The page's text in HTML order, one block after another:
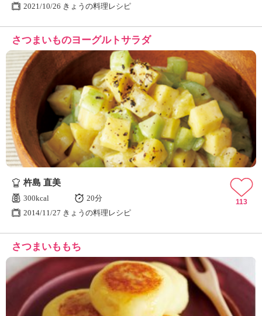
2021/10/26 きょうの料理レシピ
さつまいものヨーグルトサラダ
杵島 直美
300kcal
20分
2014/11/27 きょうの料理レシピ
113
さつまいももち